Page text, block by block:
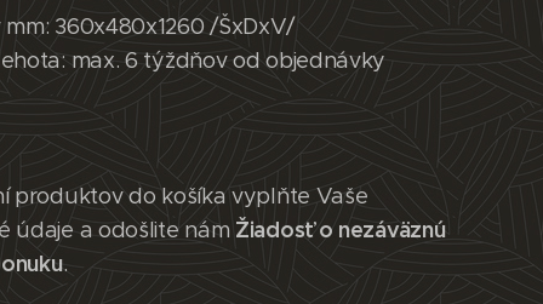
360x480x1260 /ŠxDxV/
max. 6 týždňov od objednávky
produktov do košíka vyplňte Vaše
údaje a odošlite nám Žiadosť o nezáväznú
.